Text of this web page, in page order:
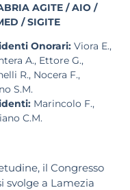
AGITE / AIO /
/ SIGITE
Onorari: Viora E.,
A., Ettore G.,
R., Nocera F.,
S.M.
Marincolo F.,
C.M.
il Congresso
svolge a Lamezia